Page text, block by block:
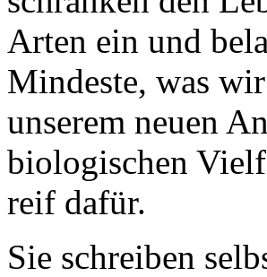
Arten ein und
Mindeste, was
unserem neuen
biologischen
reif dafür.
Sie schreiben